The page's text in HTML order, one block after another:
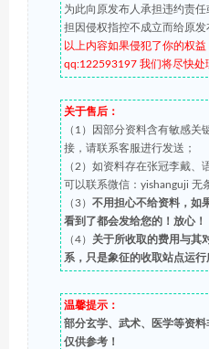
为此向原发布人承担违约责
担因侵权指控不成立而给原
以上内容如果侵犯了你的权
qq:122593197 我们将尽快处
关于售后：
（1）因部分资料含有敏感关
接，请联系客服进行发送；
（2）如资料存在张冠李戴、
可以联系微信：yishanguji 无
（3） 不用担心不给资料，如
看到了都会发给您的！放心！
（4） 关于所收取的费用与其
系，只是象征的收取站点运
温馨提示：
部分玄学、武术、医学等资料
仅供参考！